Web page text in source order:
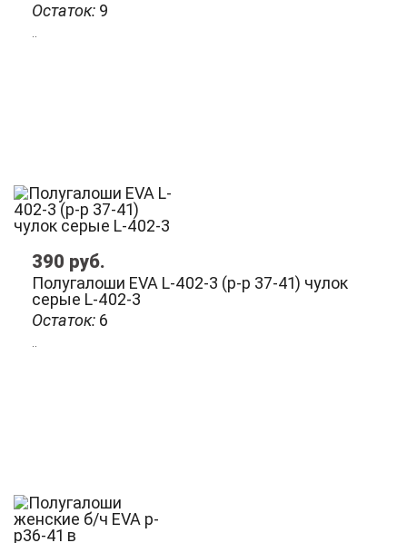
Остаток: 9
Остаток: 6
Полугалоши EVA L-402-3 (р-р 37-41) чулок
серые L-402-3
390 руб.